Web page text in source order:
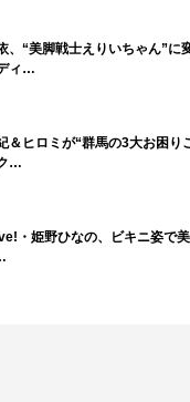
、“美脚戦士えりいちゃん”に
ィ…
＆ヒロミが“群馬の3大お困り
…
・姫野ひなの、ビキニ姿で